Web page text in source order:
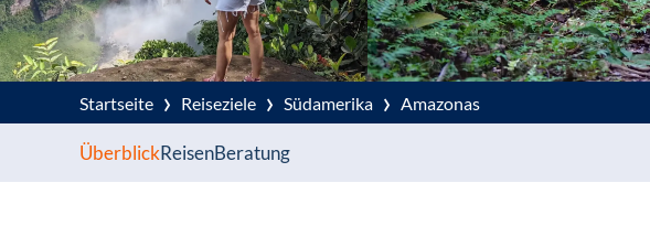
Startseite › Reiseziele › Südamerika › Amazonas
ÜberblickReisenBeratung